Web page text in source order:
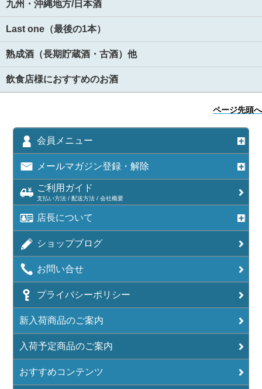
九州・沖縄地方/日本酒
Last one（最後の1本）
熟成酒（長期貯蔵酒・古酒）他
飲食店様におすすめのお酒
ページ先頭へ
会員メニュー
メールマガジン登録・解除
ご利用ガイド
支払い方法 / 配送方法 / 会社概要
店長について
ショップブログ
お問い合せ
プライバシーポリシー
新入荷商品のご案内
入荷予定商品のご案内
おすすめコンテンツ